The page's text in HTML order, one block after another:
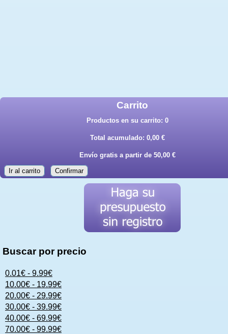
Carrito
Productos en su carrito: 0
Total acumulado: 0,00 €
Envío gratis a partir de 50,00 €
Ir al carrito Confirmar
Buscar por precio
0.01€ - 9.99€
10.00€ - 19.99€
20.00€ - 29.99€
30.00€ - 39.99€
40.00€ - 69.99€
70.00€ - 99.99€